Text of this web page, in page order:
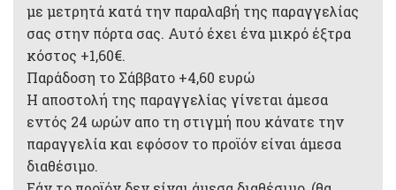
με μετρητά κατά την παραλαβή της παραγγελίας
σας στην πόρτα σας. Αυτό έχει ένα μικρό έξτρα
κόστος +1,60€.
Παράδοση το Σάββατο +4,60 ευρώ
Η αποστολή της παραγγελίας γίνεται άμεσα
εντός 24 ωρών απο τη στιγμή που κάνατε την
παραγγελία και εφόσον το προϊόν είναι άμεσα
διαθέσιμο.